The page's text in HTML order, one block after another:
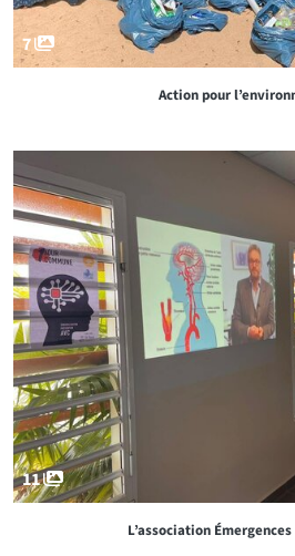
7
Action pour
11
L’association